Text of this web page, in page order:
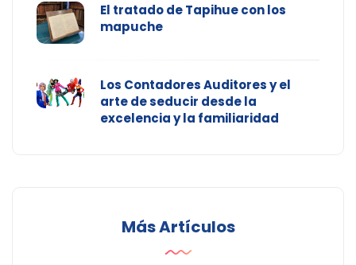
El tratado de Tapihue con los
mapuche
Los Contadores Auditores y el
arte de seducir desde la
excelencia y la familiaridad
Más Artículos